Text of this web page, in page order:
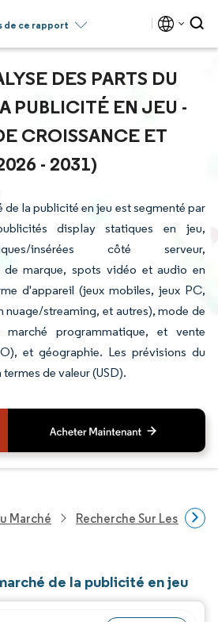
de ce rapport
DES PARTS DU
PUBLICITÉ EN JEU -
CROISSANCE ET
- 2031)
de la publicité en jeu est segmenté par
display statiques en jeu,
insérées côté serveur,
de marque, spots vidéo et audio en
d'appareil (jeux mobiles, jeux PC,
nuage/streaming, et autres), mode de
programmatique, et vente
et géographie. Les prévisions du
de valeur (USD).
Marché Recherche Sur Les
de la publicité en jeu